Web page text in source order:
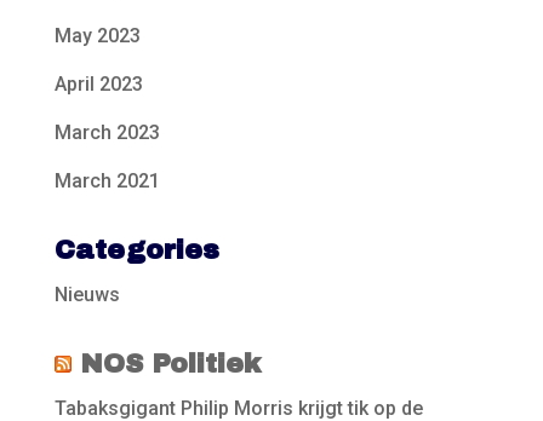
May 2023
April 2023
March 2023
March 2021
Categories
Nieuws
NOS Politiek
Tabaksgigant Philip Morris krijgt tik op de